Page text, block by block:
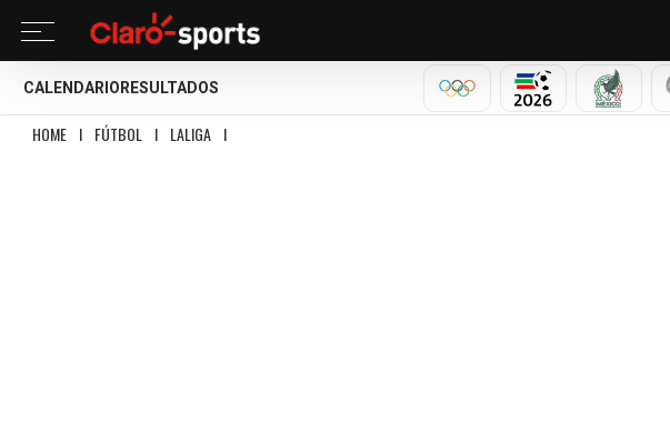
CALENDARIO RESULTADOS
OLÍMPICOSMUNDIAL 2026
HOME I FÚTBOL I LALIGA I